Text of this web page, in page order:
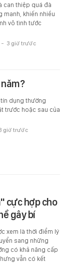
can thiệp quá đà
manh, khiến nhiều
vô tình tước
- 3 giờ trước
dụng thường
trước hoặc sau của
giờ trước
cực hợp cho
gây bí
xem là thời điểm lý
sang những
có khả năng cấp
vẫn có kết